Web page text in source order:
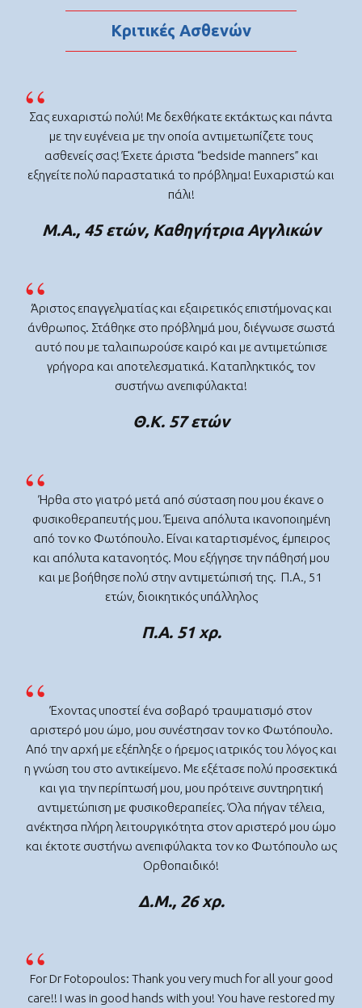
Κριτικές Ασθενών
Σας ευχαριστώ πολύ! Με δεχθήκατε εκτάκτως και πάντα
με την ευγένεια με την οποία αντιμετωπίζετε τους
ασθενείς σας! Έχετε άριστα “bedside manners” και
εξηγείτε πολύ παραστατικά το πρόβλημα! Ευχαριστώ και
πάλι!
Μ.Α., 45 ετών, Καθηγήτρια Αγγλικών
Άριστος επαγγελματίας και εξαιρετικός επιστήμονας και
άνθρωπος. Στάθηκε στο πρόβλημά μου, διέγνωσε σωστά
αυτό που με ταλαιπωρούσε καιρό και με αντιμετώπισε
γρήγορα και αποτελεσματικά. Καταπληκτικός, τον
συστήνω ανεπιφύλακτα!
Θ.Κ. 57 ετών
Ήρθα στο γιατρό μετά από σύσταση που μου έκανε ο
φυσικοθεραπευτής μου. Έμεινα απόλυτα ικανοποιημένη
από τον κο Φωτόπουλο. Είναι καταρτισμένος, έμπειρος
και απόλυτα κατανοητός. Μου εξήγησε την πάθησή μου
και με βοήθησε πολύ στην αντιμετώπισή της. Π.Α., 51
ετών, διοικητικός υπάλληλος
Π.Α. 51 χρ.
Έχοντας υποστεί ένα σοβαρό τραυματισμό στον
αριστερό μου ώμο, μου συνέστησαν τον κο Φωτόπουλο.
Από την αρχή με εξέπληξε ο ήρεμος ιατρικός του λόγος και
η γνώση του στο αντικείμενο. Με εξέτασε πολύ προσεκτικά
και για την περίπτωσή μου, μου πρότεινε συντηρητική
αντιμετώπιση με φυσικοθεραπείες. Όλα πήγαν τέλεια,
ανέκτησα πλήρη λειτουργικότητα στον αριστερό μου ώμο
και έκτοτε συστήνω ανεπιφύλακτα τον κο Φωτόπουλο ως
Ορθοπαιδικό!
Δ.Μ., 26 χρ.
For Dr Fotopoulos: Thank you very much for all your good
care!! I was in good hands with you! You have restored my